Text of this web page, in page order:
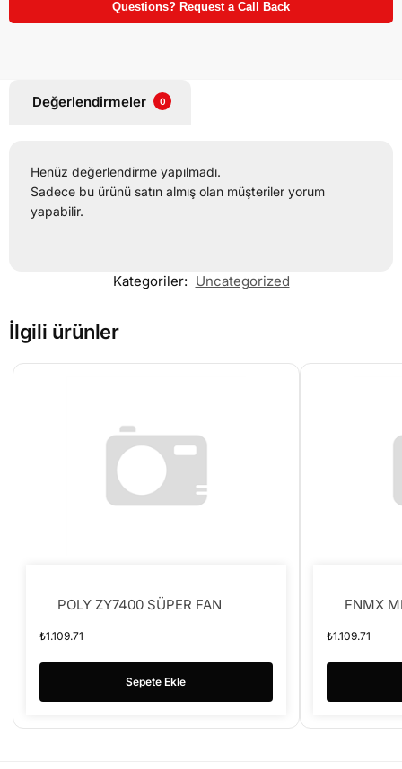
Questions? Request a Call Back
Değerlendirmeler 0
Henüz değerlendirme yapılmadı.
Sadece bu ürünü satın almış olan müşteriler yorum
yapabilir.
Kategoriler: Uncategorized
İlgili ürünler
POLY ZY7400 SÜPER FAN
₺1.109.71
Sepete Ekle
FNMX
₺1.109.71